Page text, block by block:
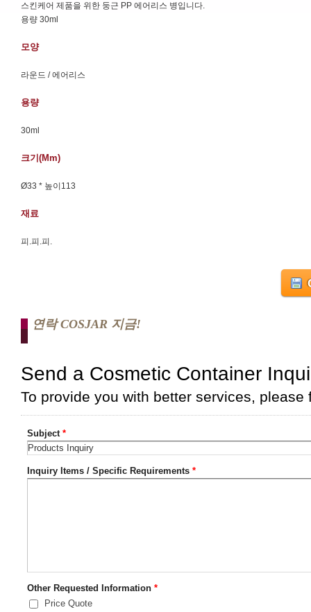
스킨케어 제품을 위한 둥근 PP 에어리스 병입니다.
용량 30ml
모양
라운드 / 에어리스
용량
30ml
크기(mm)
Ø33 * 높이113
재료
피.피.피.
연락 COSJAR 지금!